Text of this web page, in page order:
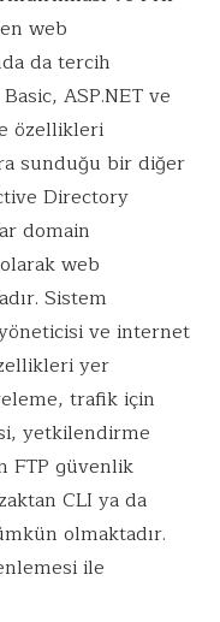
web
da tercih
ASP.NETve
özellikleri
sunduğu bir diğer
Directory
domain
web
Sistem
ve internet
yer
trafik için
yetkilendirme
FTP güvenlik
CLI ya da
olmaktadır.
ile